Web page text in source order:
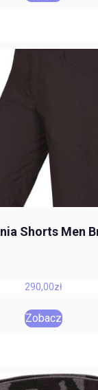
Shorts Men
290,00zł
Zobacz